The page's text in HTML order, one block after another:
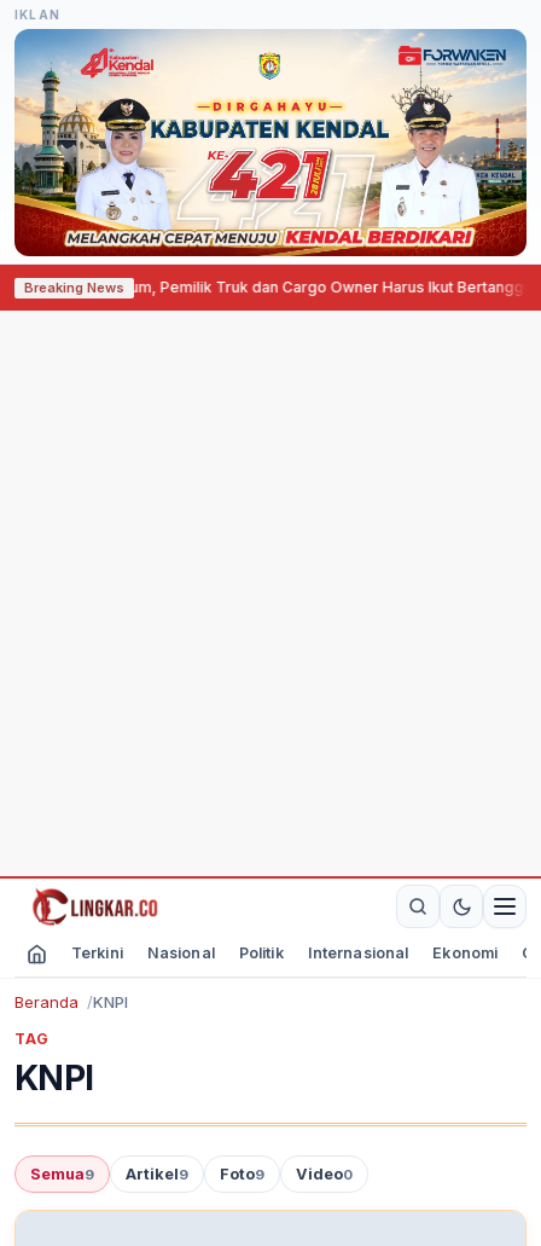
IKLAN
Breaking News
Hukum, Pemilik Truk dan Cargo Owner Harus Ikut Bertanggung
Terkini Nasional Politik Internasional Ekonomi
Beranda KNPI
TAG
KNPI
Semua9 Artikel9 Foto9 Video0